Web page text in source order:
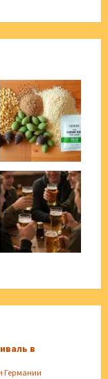
в
Германии